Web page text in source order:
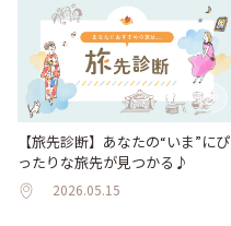
【旅先診断】あなたの“いま”にぴ
ったりな旅先が見つかる♪
2026.05.15